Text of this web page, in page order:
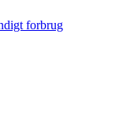
forbrug